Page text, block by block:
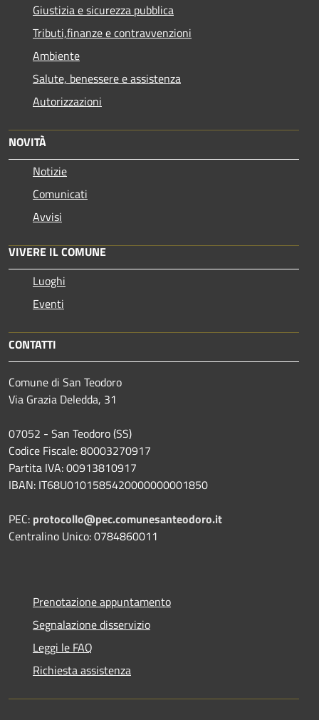
Giustizia e sicurezza pubblica
Tributi,finanze e contravvenzioni
Ambiente
Salute, benessere e assistenza
Autorizzazioni
NOVITÀ
Notizie
Comunicati
Avvisi
VIVERE IL COMUNE
Luoghi
Eventi
CONTATTI
Comune di San Teodoro
Via Grazia Deledda, 31
07052 - San Teodoro (SS)
Codice Fiscale: 80003270917
Partita IVA: 00913810917
IBAN: IT68U0101585420000000001850
PEC: protocollo@pec.comunesanteodoro.it
Centralino Unico: 0784860011
Prenotazione appuntamento
Segnalazione disservizio
Leggi le FAQ
Richiesta assistenza